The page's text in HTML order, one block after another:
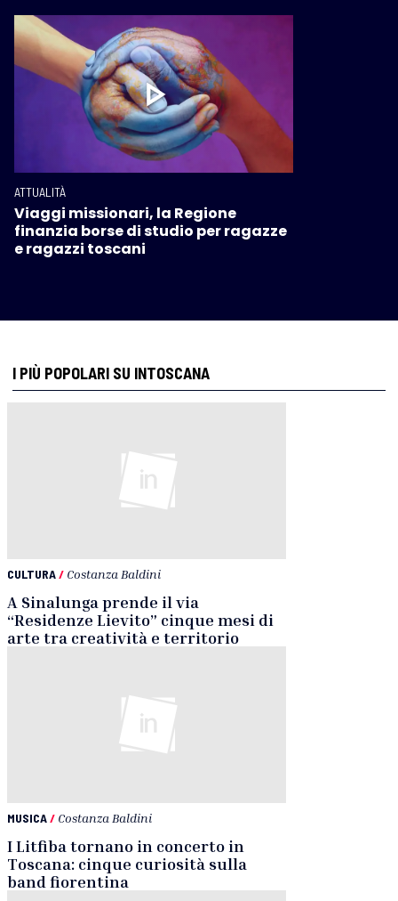
ATTUALITÀ
Viaggi missionari, la Regione
finanzia borse di studio per ragazze
e ragazzi toscani
I PIÙ POPOLARI SU INTOSCANA
CULTURA/ Costanza Baldini
A Sinalunga prende il via
“Residenze Lievito” cinque mesi di
arte tra creatività e territorio
MUSICA/ Costanza Baldini
I Litfiba tornano in concerto in
Toscana: cinque curiosità sulla
band fiorentina